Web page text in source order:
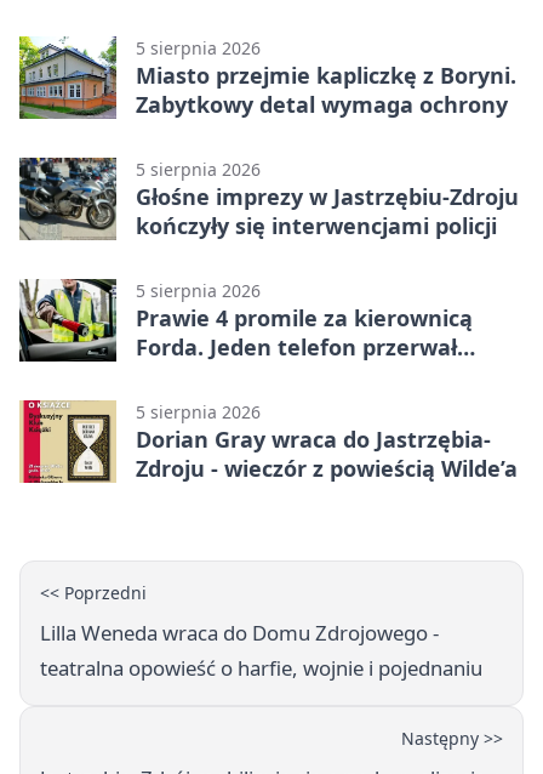
5 sierpnia 2026
Miasto przejmie kapliczkę z Boryni.
Zabytkowy detal wymaga ochrony
5 sierpnia 2026
Głośne imprezy w Jastrzębiu-Zdroju
kończyły się interwencjami policji
5 sierpnia 2026
Prawie 4 promile za kierownicą
Forda. Jeden telefon przerwał
5 sierpnia 2026
Dorian Gray wraca do Jastrzębia-
Zdroju - wieczór z powieścią Wilde’a
<< Poprzedni
Lilla Weneda wraca do Domu Zdrojowego -
teatralna opowieść o harfie, wojnie i pojednaniu
Następny >>